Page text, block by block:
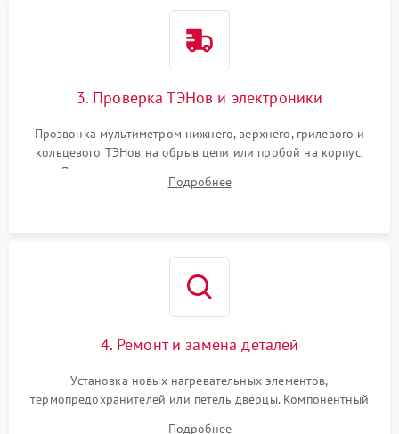
3. Проверка ТЭНов и электроники
Прозвонка мультиметром нижнего, верхнего, грилевого и
кольцевого ТЭНов на обрыв цепи или пробой на корпус.
Диагностика термостата, датчиков температуры,
переключателя режимов и мотора конвекции.
Подробнее
4. Ремонт и замена деталей
Установка новых нагревательных элементов,
термопредохранителей или петель дверцы. Компонентный
Подробнее